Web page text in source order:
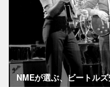
NMEが選ぶ、ビートル